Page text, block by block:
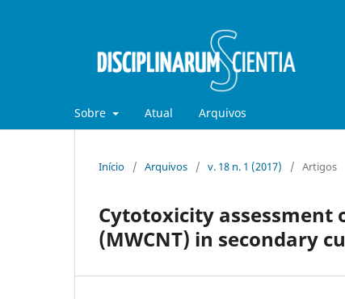
Sobre Atual Arquivos
Início / Arquivos / v. 18 n. 1 (2017) / Artigos
Cytotoxicity assessment
(MWCNT) in secondary